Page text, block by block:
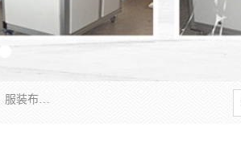
常州联宇机电自动化科技有限公司主营产品：pvc塑料焊机、高频热合机、软膜天花压边机、服装布料凹凸压花机、布料3d压印设备、服装植胶设备、超声波布料花边机、无纺布热合机、全自动压花机。